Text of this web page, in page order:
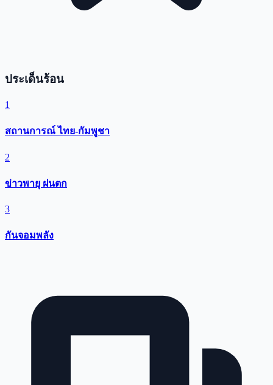
ประเด็นร้อน
1
สถานการณ์ ไทย-กัมพูชา
2
ข่าวพายุ ฝนตก
3
กันจอมพลัง